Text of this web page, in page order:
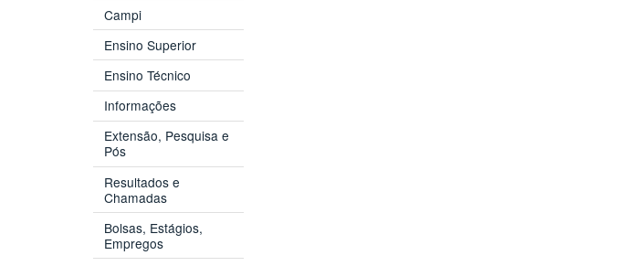
Campi
Ensino Superior
Ensino Técnico
Informações
Extensão, Pesquisa e
Pós
Resultados e
Chamadas
Bolsas, Estágios,
Empregos